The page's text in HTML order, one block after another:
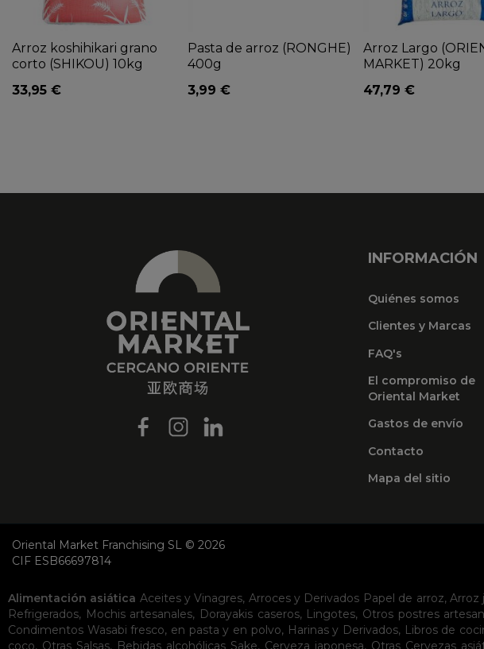
Arroz koshihikari grano
corto (SHIKOU) 10kg
33,95 €
Pasta de arroz (RONGHE)
400g
3,99 €
Arroz Largo
MARKET) 20kg
47,79 €
INFORMACIÓN
Quiénes somos
Clientes y Marcas
FAQ's
El compromiso de
Oriental Market
Gastos de envío
Contacto
Mapa del sitio
Oriental Market Franchising SL © 2026
CIF ESB66697814
Alimentación asiática Aceites y Vinagres, Arroces y Derivados Papel de arroz, Arroz
Refrigerados, Mochis artesanales, Dorayakis caseros, Lingotes, Otros postres
Condimentos Wasabi fresco, en pasta y en polvo, Harinas y Derivados, Libros de
coco, Otras Salsas, Bebidas alcohólicas Sake, Cerveza japonesa, Otras Cervezas